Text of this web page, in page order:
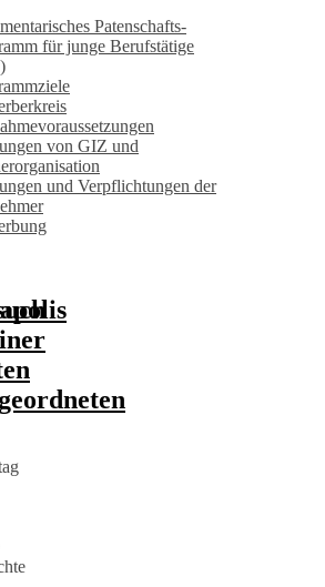
Patenschafts-
für junge Berufstätige
von GIZ und
und Verpflichtungen der